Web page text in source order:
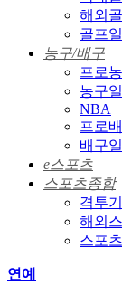
해외
골프
농구/배구
프로
농구
NBA
프로
배구
e스포츠
스포츠종합
격투기
해외
스포
연예